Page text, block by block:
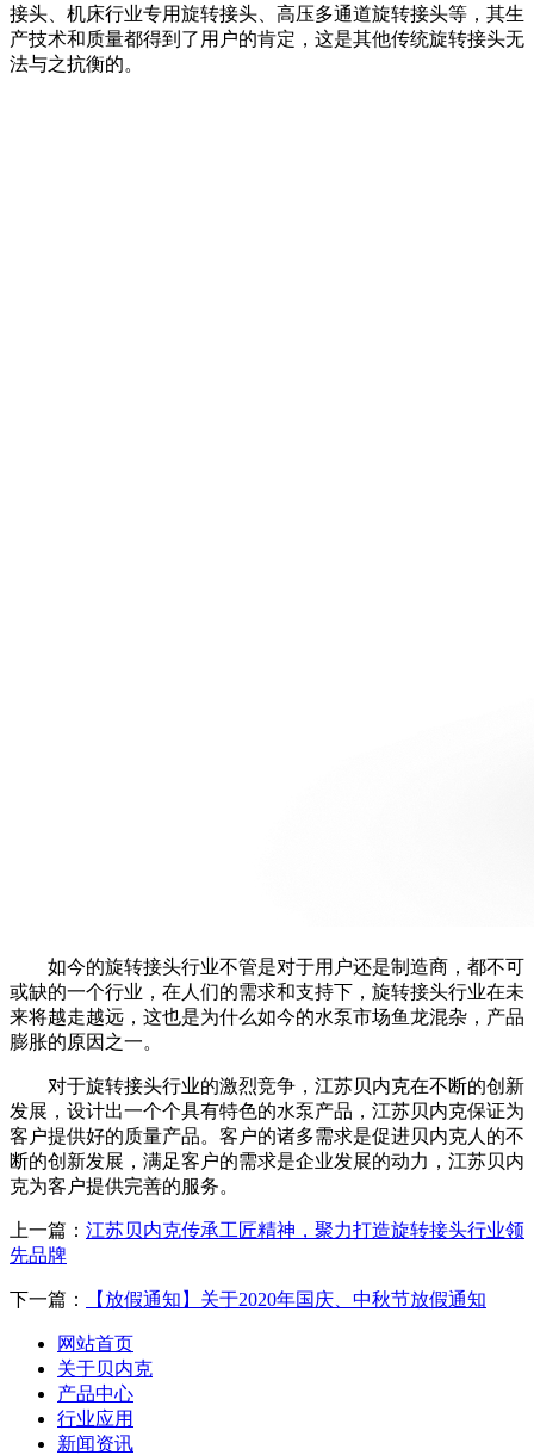
接头、机床行业专用旋转接头、高压多通道旋转接头等，其生
产技术和质量都得到了用户的肯定，这是其他传统旋转接头无
法与之抗衡的。
如今的旋转接头行业不管是对于用户还是制造商，都不可
或缺的一个行业，在人们的需求和支持下，旋转接头行业在未
来将越走越远，这也是为什么如今的水泵市场鱼龙混杂，产品
膨胀的原因之一。
对于旋转接头行业的激烈竞争，江苏贝内克在不断的创新
发展，设计出一个个具有特色的水泵产品，江苏贝内克保证为
客户提供好的质量产品。客户的诸多需求是促进贝内克人的不
断的创新发展，满足客户的需求是企业发展的动力，江苏贝内
克为客户提供完善的服务。
上一篇： 江苏贝内克传承工匠精神，聚力打造旋转接头行业领
先品牌
下一篇： 【放假通知】关于2020年国庆、中秋节放假通知
网站首页
关于贝内克
产品中心
行业应用
新闻资讯